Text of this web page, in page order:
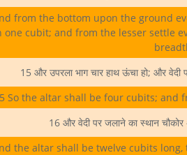
from the bottom upon the ground
one cubit; and from the lesser settle
15 और उपरला भाग चार हाथ ऊंचा हो; और
So the altar shall be four cubits;
16 और वेदी पर जलाने का स्थान चौकोर
the altar shall be twelve cubits